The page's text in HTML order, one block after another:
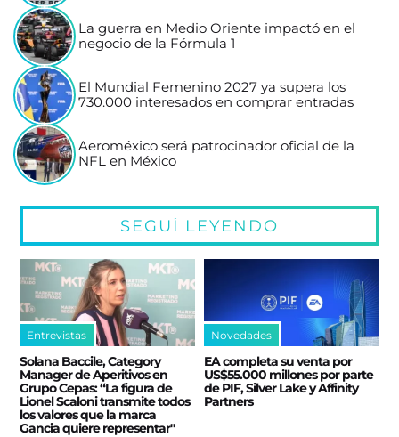
La guerra en Medio Oriente impactó en el
negocio de la Fórmula 1
El Mundial Femenino 2027 ya supera los
730.000 interesados en comprar entradas
Aeroméxico será patrocinador oficial de la
NFL en México
SEGUÍ LEYENDO
Entrevistas
Solana Baccile, Category
Manager de Aperitivos en
Grupo Cepas: “La figura de
Lionel Scaloni transmite todos
los valores que la marca
Gancia quiere representar"
Novedades
EA completa su venta por
US$55.000 millones por parte
de PIF, Silver Lake y Affinity
Partners